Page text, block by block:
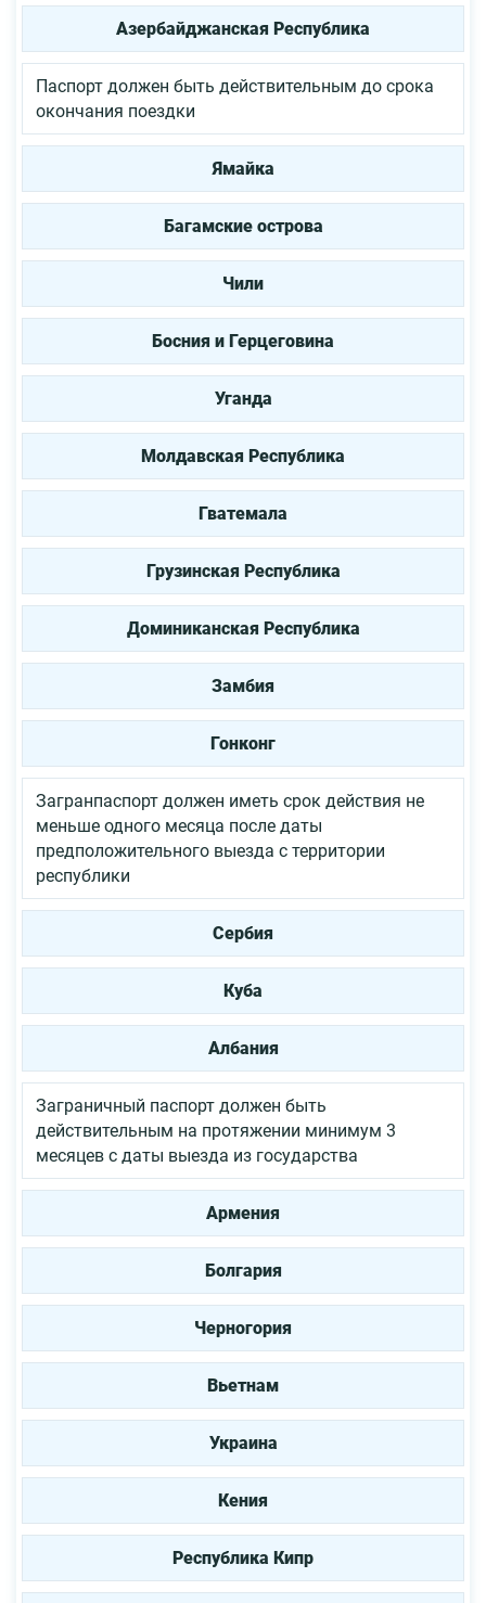
Азербайджанская Республика
Паспорт должен быть действительным до срока
окончания поездки
Ямайка
Багамские острова
Чили
Босния и Герцеговина
Уганда
Молдавская Республика
Гватемала
Грузинская Республика
Доминиканская Республика
Замбия
Гонконг
Загранпаспорт должен иметь срок действия не
меньше одного месяца после даты
предположительного выезда с территории
республики
Сербия
Куба
Албания
Заграничный паспорт должен быть
действительным на протяжении минимум 3
месяцев с даты выезда из государства
Армения
Болгария
Черногория
Вьетнам
Украина
Кения
Республика Кипр